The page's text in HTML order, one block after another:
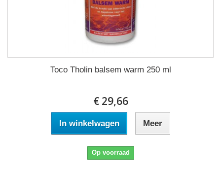
Toco Tholin balsem warm 250 ml
€ 29,66
In winkelwagen Meer
Op voorraad